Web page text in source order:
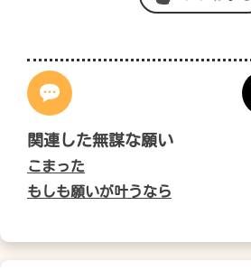
関連した無謀な願い
こまった
もしも願いが叶うなら